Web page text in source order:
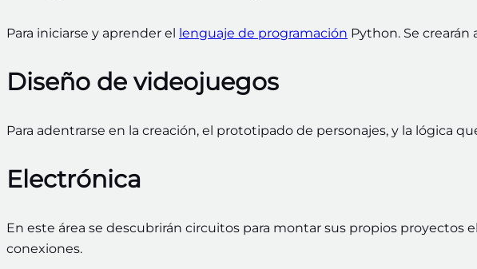
Para iniciarse y aprender el lenguaje de programación Python. Se crearán
Diseño de videojuegos
Para adentrarse en la creación, el prototipado de personajes, y la lógica
Electrónica
En este área se descubrirán circuitos para montar sus propios
conexiones.